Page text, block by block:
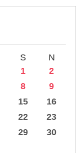
S
N
1
2
8
9
15
16
22
23
29
30